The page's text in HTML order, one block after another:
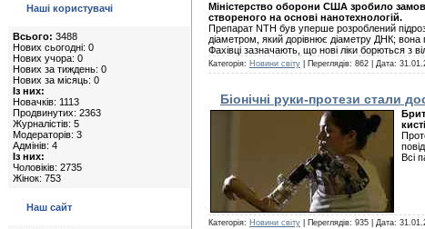
Наші користувачі
Всього: 3488
Нових сьогодні: 0
Нових учора: 0
Нових за тиждень: 0
Нових за місяць: 0
Із них:
Новачків: 1113
Продвинутих: 2363
Журналістів: 5
Модераторів: 3
Адмінів: 4
Із них:
Чоловіків: 2735
Жінок: 753
Наш сайт
Міністерство оборони США зробило
створеного на основі нанотехнологій.
Препарат NTH був уперше розроблений
діаметром, який дорівнює діаметру ДНК;
Фахівці зазначають, що нові ліки борються з
Категорія: Новини світу | Переглядів: 862 | Дата:
Біонічні руки-протези стали
Всі
Категорія: Новини світу | Переглядів: 935 | Дата: